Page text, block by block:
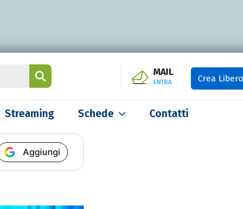
MAIL
ENTRA Crea
Streaming Schede Contatti
Aggiungi